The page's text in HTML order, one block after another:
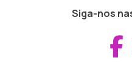
Siga-nos